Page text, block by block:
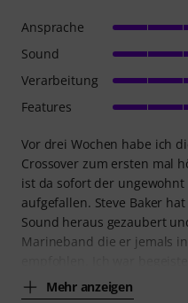
Vor drei Wochen habe ich
Crossover zum ersten mal
ist da sofort der
aufgefallen. Steve Baker
Sound heraus gezaubert
Marineband die er jemals
Mehr anzeigen
Ansprache
Sound
Verarbeitung
Features